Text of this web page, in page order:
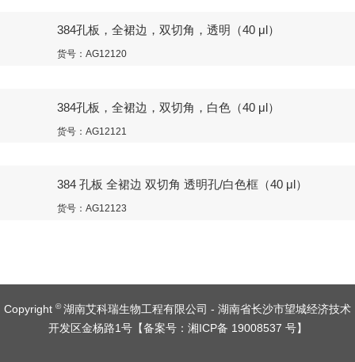
384孔板，全裙边，双切角，透明（40 μl）
货号：AG12120
384孔板，全裙边，双切角，白色（40 μl）
货号：AG12121
384 孔板 全裙边 双切角 透明孔/白色框（40 μl）
货号：AG12123
Copyright ©湖南艾科瑞生物工程有限公司 - 湖南省长沙市望城经济技术
开发区金杨路1号【备案号：湘ICP备 19008537 号】